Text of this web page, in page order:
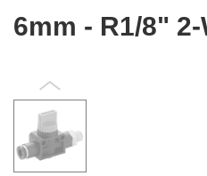
6mm - R1/8"